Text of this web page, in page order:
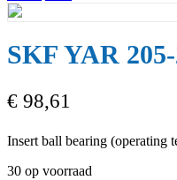
SKF YAR
€ 98,61
Insert ball bearing (operating
30 op voorraad